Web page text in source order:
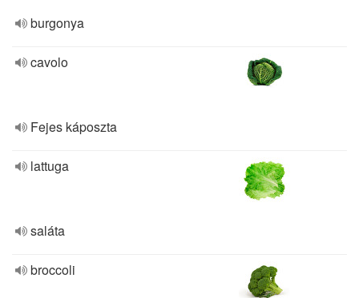
burgonya
cavolo
Fejes káposzta
lattuga
saláta
broccoli